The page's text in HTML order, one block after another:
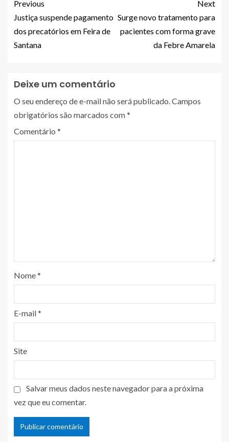
Previous
Justiça suspende pagamento
dos precatórios em Feira de
Santana
Next
Surge novo tratamento para
pacientes com forma grave
da Febre Amarela
Deixe um comentário
O seu endereço de e-mail não será publicado.Campos
obrigatórios são marcados com*
Comentário *
Nome*
E-mail*
Site
Salvar meus dados neste navegador para a próxima
vez que eu comentar.